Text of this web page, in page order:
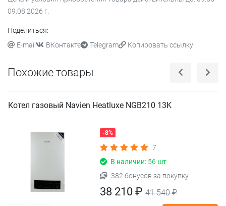
09.08.2026 г.
Поделиться:
E-mail
ВКонтакте Telegram Копировать ссылку
Похожие товары
Котел газовый Navien Heatluxe NGB210 13K
-8%
7
В наличии: 56 шт
382 бонусов за покупку
38 210 ₽41 540 ₽